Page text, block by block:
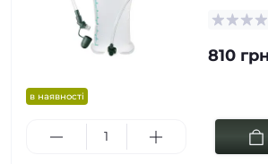
в наявності
810